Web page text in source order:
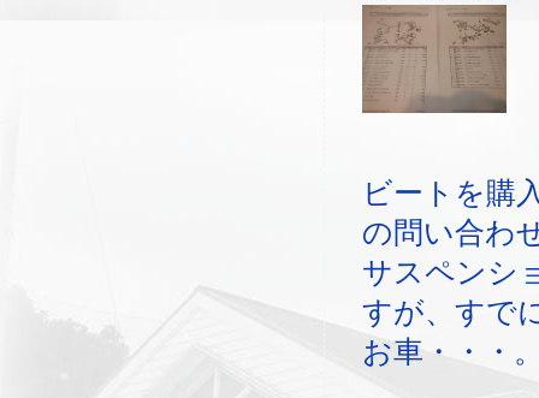
ビートを購
の問い合わ
サスペンシ
すが、すで
お車・・・